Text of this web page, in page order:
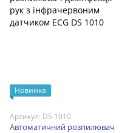
Новинка
Артикул: DS 1010
Автоматичний розпилювач